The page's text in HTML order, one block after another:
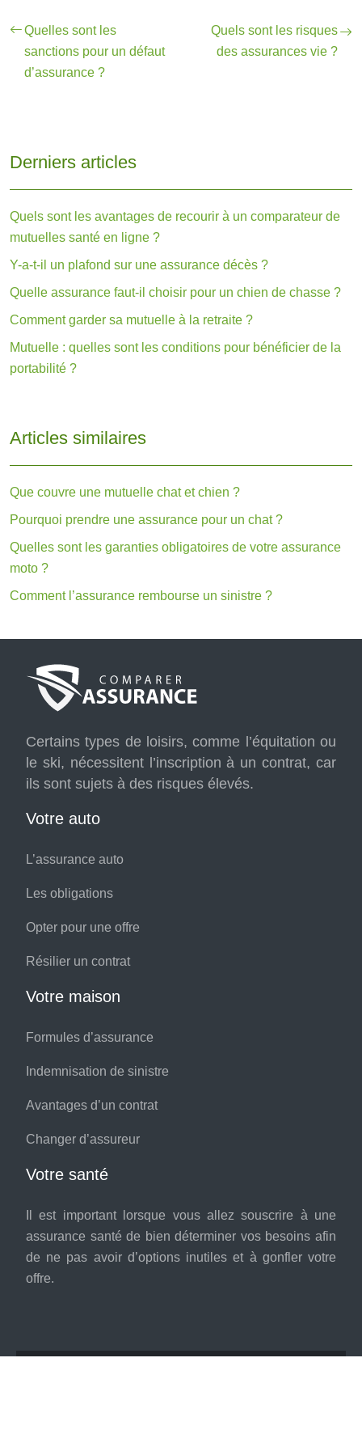
Quelles sont les
sanctions pour un défaut
d’assurance ?
Quels sont les risques
des assurances vie ?
Derniers articles
Quels sont les avantages de recourir à un comparateur de
mutuelles santé en ligne ?
Y-a-t-il un plafond sur une assurance décès ?
Quelle assurance faut-il choisir pour un chien de chasse ?
Comment garder sa mutuelle à la retraite ?
Mutuelle : quelles sont les conditions pour bénéficier de la
portabilité ?
Articles similaires
Que couvre une mutuelle chat et chien ?
Pourquoi prendre une assurance pour un chat ?
Quelles sont les garanties obligatoires de votre assurance
moto ?
Comment l’assurance rembourse un sinistre ?
Certains types de loisirs, comme l’équitation ou
le ski, nécessitent l’inscription à un contrat, car
ils sont sujets à des risques élevés.
Votre auto
L’assurance auto
Les obligations
Opter pour une offre
Résilier un contrat
Votre maison
Formules d’assurance
Indemnisation de sinistre
Avantages d’un contrat
Changer d’assureur
Votre santé
Il est important lorsque vous allez souscrire à une
assurance santé de bien déterminer vos besoins afin
de ne pas avoir d’options inutiles et à gonfler votre
offre.